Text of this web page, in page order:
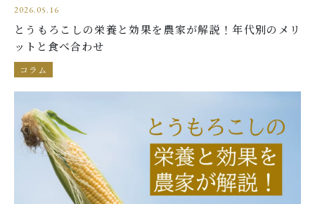
ABOUT US
Re.FOODSについて
SHOPPING GUIDE
ショッピングガイド
NEWS
お知らせ
COLUMN
2026.05.16
とうもろこしの栄養と効果を農家が解説！年代別のメリ
ットと食べ合わせ
コラム